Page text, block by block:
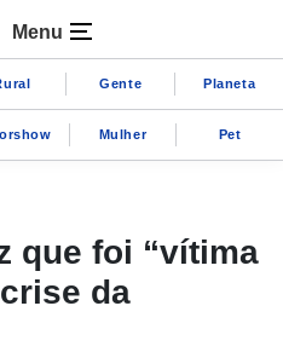
Menu
Gente Planeta
Mulher Pet
que foi “vítima
da